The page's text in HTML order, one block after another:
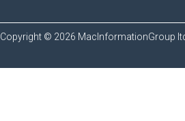
Copyright © 2026 MacInformationGroup